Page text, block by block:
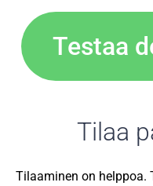
Testaa
Tilaa
Tilaaminen on helppoa.